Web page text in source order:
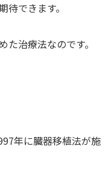
できます。
治療法なのです。
年に臓器移植法が施